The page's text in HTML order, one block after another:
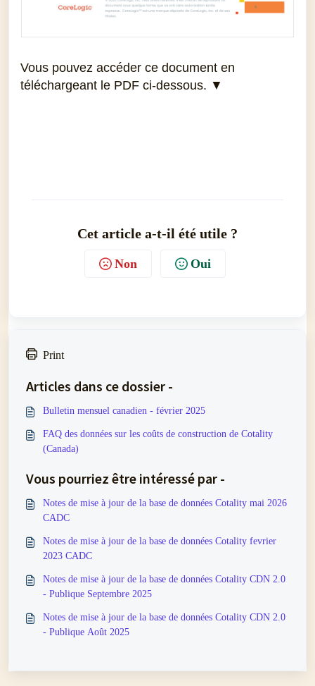
Vous pouvez accéder ce document en
téléchargeant le PDF ci-dessous. ▼
Cet article a-t-il été utile ?
Non Oui
Print
Articles dans ce dossier -
Bulletin mensuel canadien - février 2025
FAQ des données sur les coûts de construction de Cotality
(Canada)
Vous pourriez être intéressé par -
Notes de mise à jour de la base de données Cotality mai 2026
CADC
Notes de mise à jour de la base de données Cotality fevrier
2023 CADC
Notes de mise à jour de la base de données Cotality CDN 2.0
- Publique Septembre 2025
Notes de mise à jour de la base de données Cotality CDN 2.0
- Publique Août 2025